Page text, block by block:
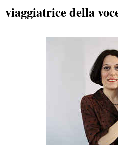
viaggiatrice della